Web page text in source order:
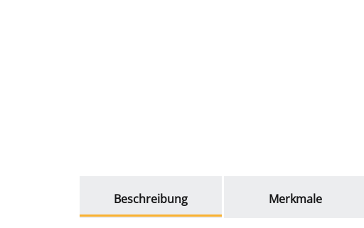
Beschreibung
Merkmale